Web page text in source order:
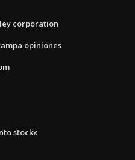
corporation
opiniones
stockx